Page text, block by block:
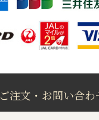
ご注文・お問い合わ